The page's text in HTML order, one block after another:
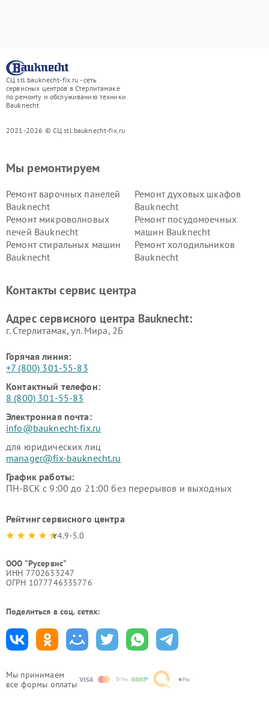
СЦ stl.bauknecht-fix.ru - сеть
сервисных центров в Стерлитамаке
по ремонту и обслуживанию техники
Bauknecht
2021-2026 © СЦ stl.bauknecht-fix.ru
Мы принимаем
все формы оплаты
Мы ремонтируем
Ремонт варочных панелей
Bauknecht
Ремонт духовых шкафов
Bauknecht
Ремонт микроволновых
печей Bauknecht
Ремонт посудомоечных
машин Bauknecht
Ремонт стиральных машин
Bauknecht
Ремонт холодильников
Bauknecht
Контакты сервис центра
Адрес сервисного центра Bauknecht:
г. Стерлитамак, ул. Мира, 2Б
Горячая линия:
+7 (800) 301-55-83
Контактный телефон:
8 (800) 301-55-83
Электронная почта:
info@bauknecht-fix.ru
для юридических лиц
manager@fix-bauknecht.ru
График работы:
ПН-ВСК с 9:00 до 21:00 без перерывов и выходных
Рейтинг сервисного центра
4.9-5.0
ООО "Русервис"
ИНН 7702633247
ОГРН 1077746335776
Поделиться в соц. сетях: